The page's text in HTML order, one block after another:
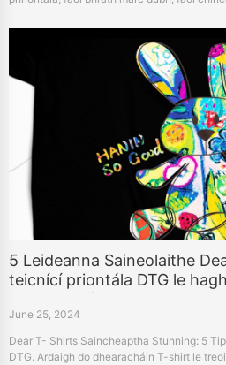
5 Leideanna Saineolaithe
teicnící priontála DTG le
agus Staidéar Deartha
June 25, 2024
Dear T- Shirts Saincheaptha Stunning: 5
DTG. Ardaigh do dhearacháin T-shirt le